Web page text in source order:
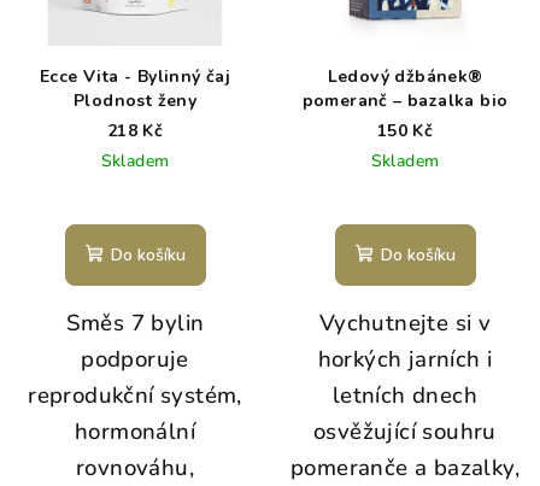
Ecce Vita - Bylinný čaj
Plodnost ženy
218 Kč
Skladem
Do košíku
Směs 7 bylin
podporuje
reprodukční systém,
hormonální
rovnováhu,
Ledový džbánek®
pomeranč – bazalka bio
150 Kč
Skladem
Do košíku
Vychutnejte si v
horkých jarních i
letních dnech
osvěžující souhru
pomeranče a bazalky,